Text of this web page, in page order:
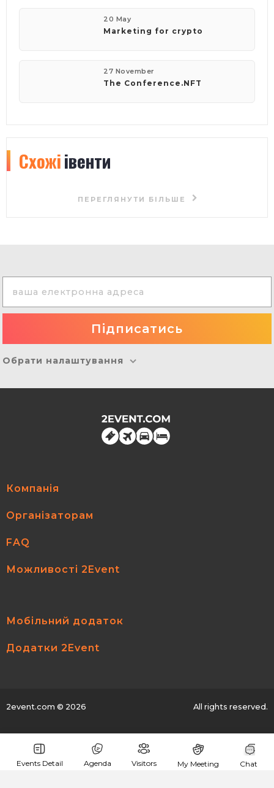
20 May
Marketing for crypto
27 November
The Conference.NFT
Схожіівенти
ПЕРЕГЛЯНУТИ БІЛЬШЕ
Обрати налаштування
Компанія
Організаторам
FAQ
Можливості 2Event
Мобільний додаток
Додатки 2Event
2event.com © 2026 All rights reserved.
Events Detail Agenda Visitors My Meeting Chat